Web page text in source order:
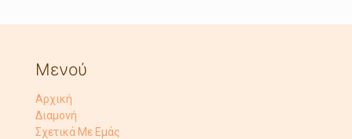
Μενού
Αρχική
Διαμονή
Σχετικά Με Εμάς